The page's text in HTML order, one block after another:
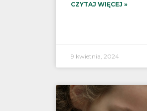
CZYTAJ WIĘCEJ »
9 kwietnia, 2024